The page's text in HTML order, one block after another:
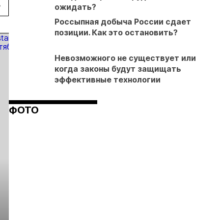
«Высокое»
ожидать?
Россыпная добыча России сдает
позиции. Как это остановить?
Невозможного не существует или
когда законы будут защищать
эффективные технологии
ФОТО